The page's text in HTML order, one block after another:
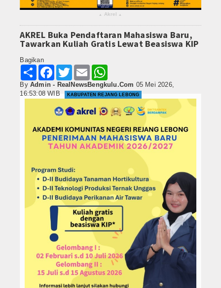
▴ Akrel ▴
AKREL Buka Pendaftaran Mahasiswa Baru,
Tawarkan Kuliah Gratis Lewat Beasiswa KIP
Bagikan
Share Facebook
Twitter Email
By Admin - RealNewsBengkulu.Com 05 Mei 2026,
16:53:08 WIB
KABUPATEN REJANG LEBONG